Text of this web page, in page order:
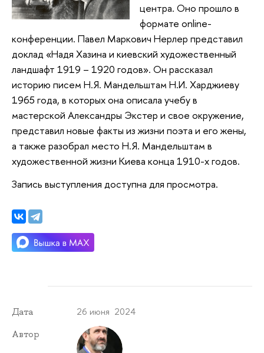
центра. Оно прошло в
формате online-
конференции. Павел Маркович Нерлер представил
доклад «Надя Хазина и киевский художественный
ландшафт 1919 – 1920 годов». Он рассказал
историю писем Н.Я. Мандельштам Н.И. Харджиеву
1965 года, в которых она описала учебу в
мастерской Александры Экстер и свое окружение,
представил новые факты из жизни поэта и его жены,
а также разобрал место Н.Я. Мандельштам в
художественной жизни Киева конца 1910-х годов.
Запись выступления доступна для просмотра.
Дата 26 июня 2024
Автор